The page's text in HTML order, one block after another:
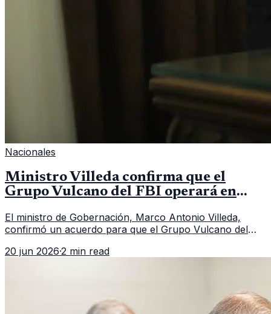
Nacionales
Ministro Villeda confirma que el
Grupo Vulcano del FBI operará en
El ministro de Gobernación, Marco Antonio Villeda,
confirmó un acuerdo para que el Grupo Vulcano del
fallido con la administración anterior del Ministerio
20 jun 2026·2 min read